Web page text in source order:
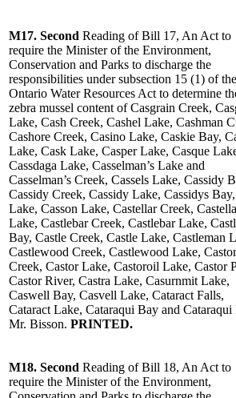
M17. Second Reading of Bill 17, An Act to
require the Minister of the Environment,
Conservation and Parks to discharge the
responsibilities under subsection 15 (1) of the
Ontario Water Resources Act to determine
zebra mussel content of Casgrain Creek,
Lake, Cash Creek, Cashel Lake, Cashman
Cashore Creek, Casino Lake, Caskie Bay,
Lake, Cask Lake, Casper Lake, Casque
Cassdaga Lake, Casselman’s Lake and
Casselman’s Creek, Cassels Lake, Cassidy
Cassidy Creek, Cassidy Lake, Cassidys
Lake, Casson Lake, Castellar Creek,
Lake, Castlebar Creek, Castlebar Lake,
Bay, Castle Creek, Castle Lake, Castleman
Castlewood Creek, Castlewood Lake, Castor
Creek, Castor Lake, Castoroil Lake, Castor
Castor River, Castra Lake, Casurnmit Lake,
Caswell Bay, Casvell Lake, Cataract Falls,
Cataract Lake, Cataraqui Bay and Cataraqui
Mr. Bisson. PRINTED.
M18. Second Reading of Bill 18, An Act to
require the Minister of the Environment,